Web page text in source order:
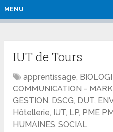
MENU
IUT de Tours
apprentissage,
COMMUNICATION -
GESTION, DSCG, DUT,
Hôtellerie, IUT, LP, PME
HUMAINES,SOCIAL